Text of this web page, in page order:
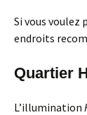
Si vous voulez
endroits
Quartier
L’illumination